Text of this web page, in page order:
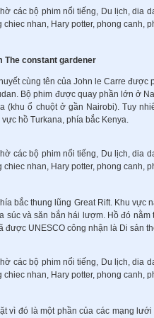
The constant gardener
cùng tên của John le Carre được
Bộ phim được quay phần lớn ở
(khu ổ chuột ở gần Nairobi). Tuy
hồ Turkana, phía bắc Kenya.
bắc thung lũng Great Rift. Khu vực
súc và săn bắn hái lượm. Hồ đó nằm
được UNESCO công nhận là Di sản
vì đó là một phần của các mạng